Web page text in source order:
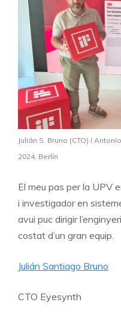
Julián S. Bruno (CTO) I Antonio
2024, Berlín
El meu pas per la UPV
i investigador en
avui puc dirigir
costat d’un gran equip.
Julián Santiago Bruno
CTO Eyesynth